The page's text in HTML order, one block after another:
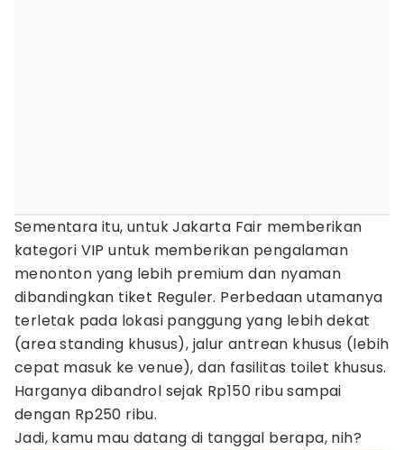
Sementara itu, untuk Jakarta Fair memberikan
kategori VIP untuk memberikan pengalaman
menonton yang lebih premium dan nyaman
dibandingkan tiket Reguler. Perbedaan utamanya
terletak pada lokasi panggung yang lebih dekat
(area standing khusus), jalur antrean khusus (lebih
cepat masuk ke venue), dan fasilitas toilet khusus.
Harganya dibandrol sejak Rp150 ribu sampai
dengan Rp250 ribu.
Jadi, kamu mau datang di tanggal berapa, nih?